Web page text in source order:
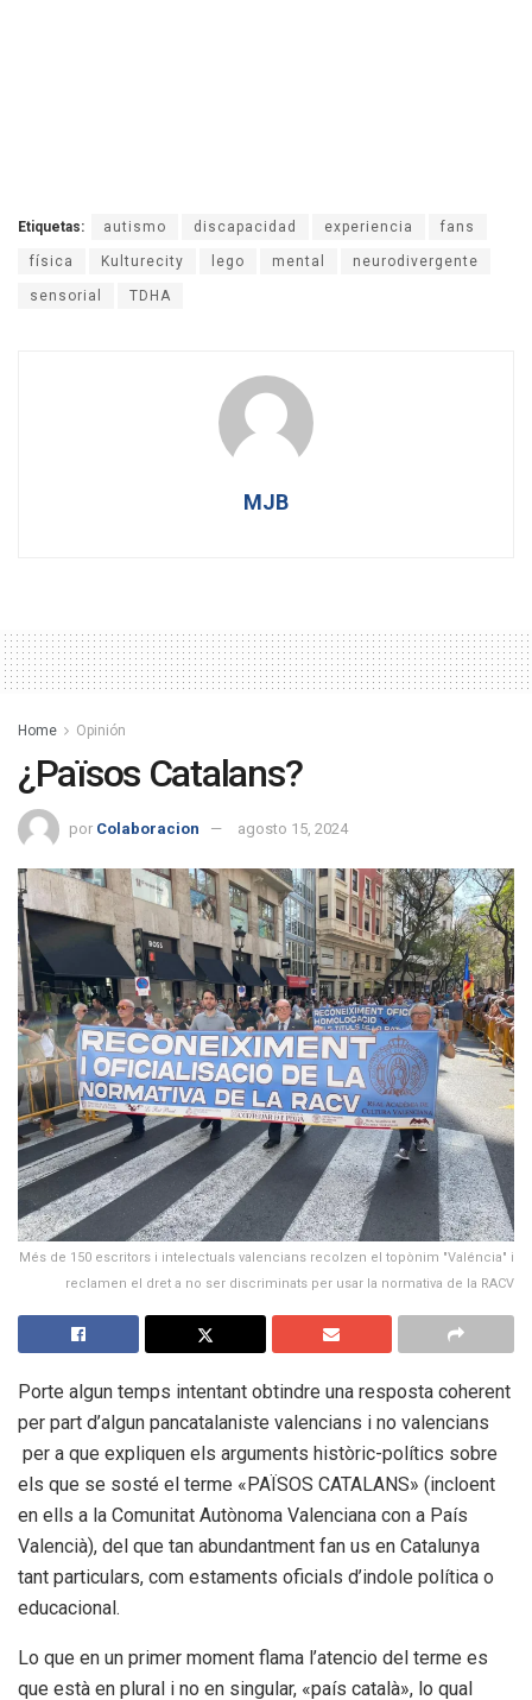
Etiquetas: autismo discapacidad experiencia fans
física Kulturecity lego mental neurodivergente
sensorial TDHA
MJB
Home Opinión
¿Països Catalans?
por Colaboracion agosto 15, 2024
Més de 150 escritors i intelectuals valencians recolzen el topònim "Valéncia" i
reclamen el dret a no ser discriminats per usar la normativa de la RACV
Porte algun temps intentant obtindre una resposta coherent
per part d’algun pancatalaniste valencians i no valencians
per a que expliquen els arguments històric-polítics sobre
els que se sosté el terme «PAÏSOS CATALANS» (incloent
en ells a la Comunitat Autònoma Valenciana con a País
Valencià), del que tan abundantment fan us en Catalunya
tant particulars, com estaments oficials d’indole política o
educacional.
Lo que en un primer moment flama l’atencio del terme es
que està en plural i no en singular, «país català», lo qual